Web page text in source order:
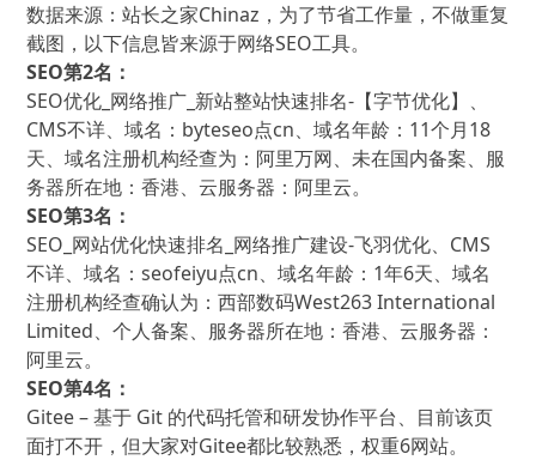
数据来源：站长之家Chinaz，为了节省工作量，不做重复
截图，以下信息皆来源于网络SEO工具。
SEO第2名：
SEO优化_网络推广_新站整站快速排名-【字节优化】、
CMS不详、域名：byteseo点cn、域名年龄：11个月18
天、域名注册机构经查为：阿里万网、未在国内备案、服
务器所在地：香港、云服务器：阿里云。
SEO第3名：
SEO_网站优化快速排名_网络推广建设-飞羽优化、CMS
不详、域名：seofeiyu点cn、域名年龄：1年6天、域名
注册机构经查确认为：西部数码West263 International
Limited、个人备案、服务器所在地：香港、云服务器：
阿里云。
SEO第4名：
Gitee – 基于 Git 的代码托管和研发协作平台、目前该页
面打不开，但大家对Gitee都比较熟悉，权重6网站。